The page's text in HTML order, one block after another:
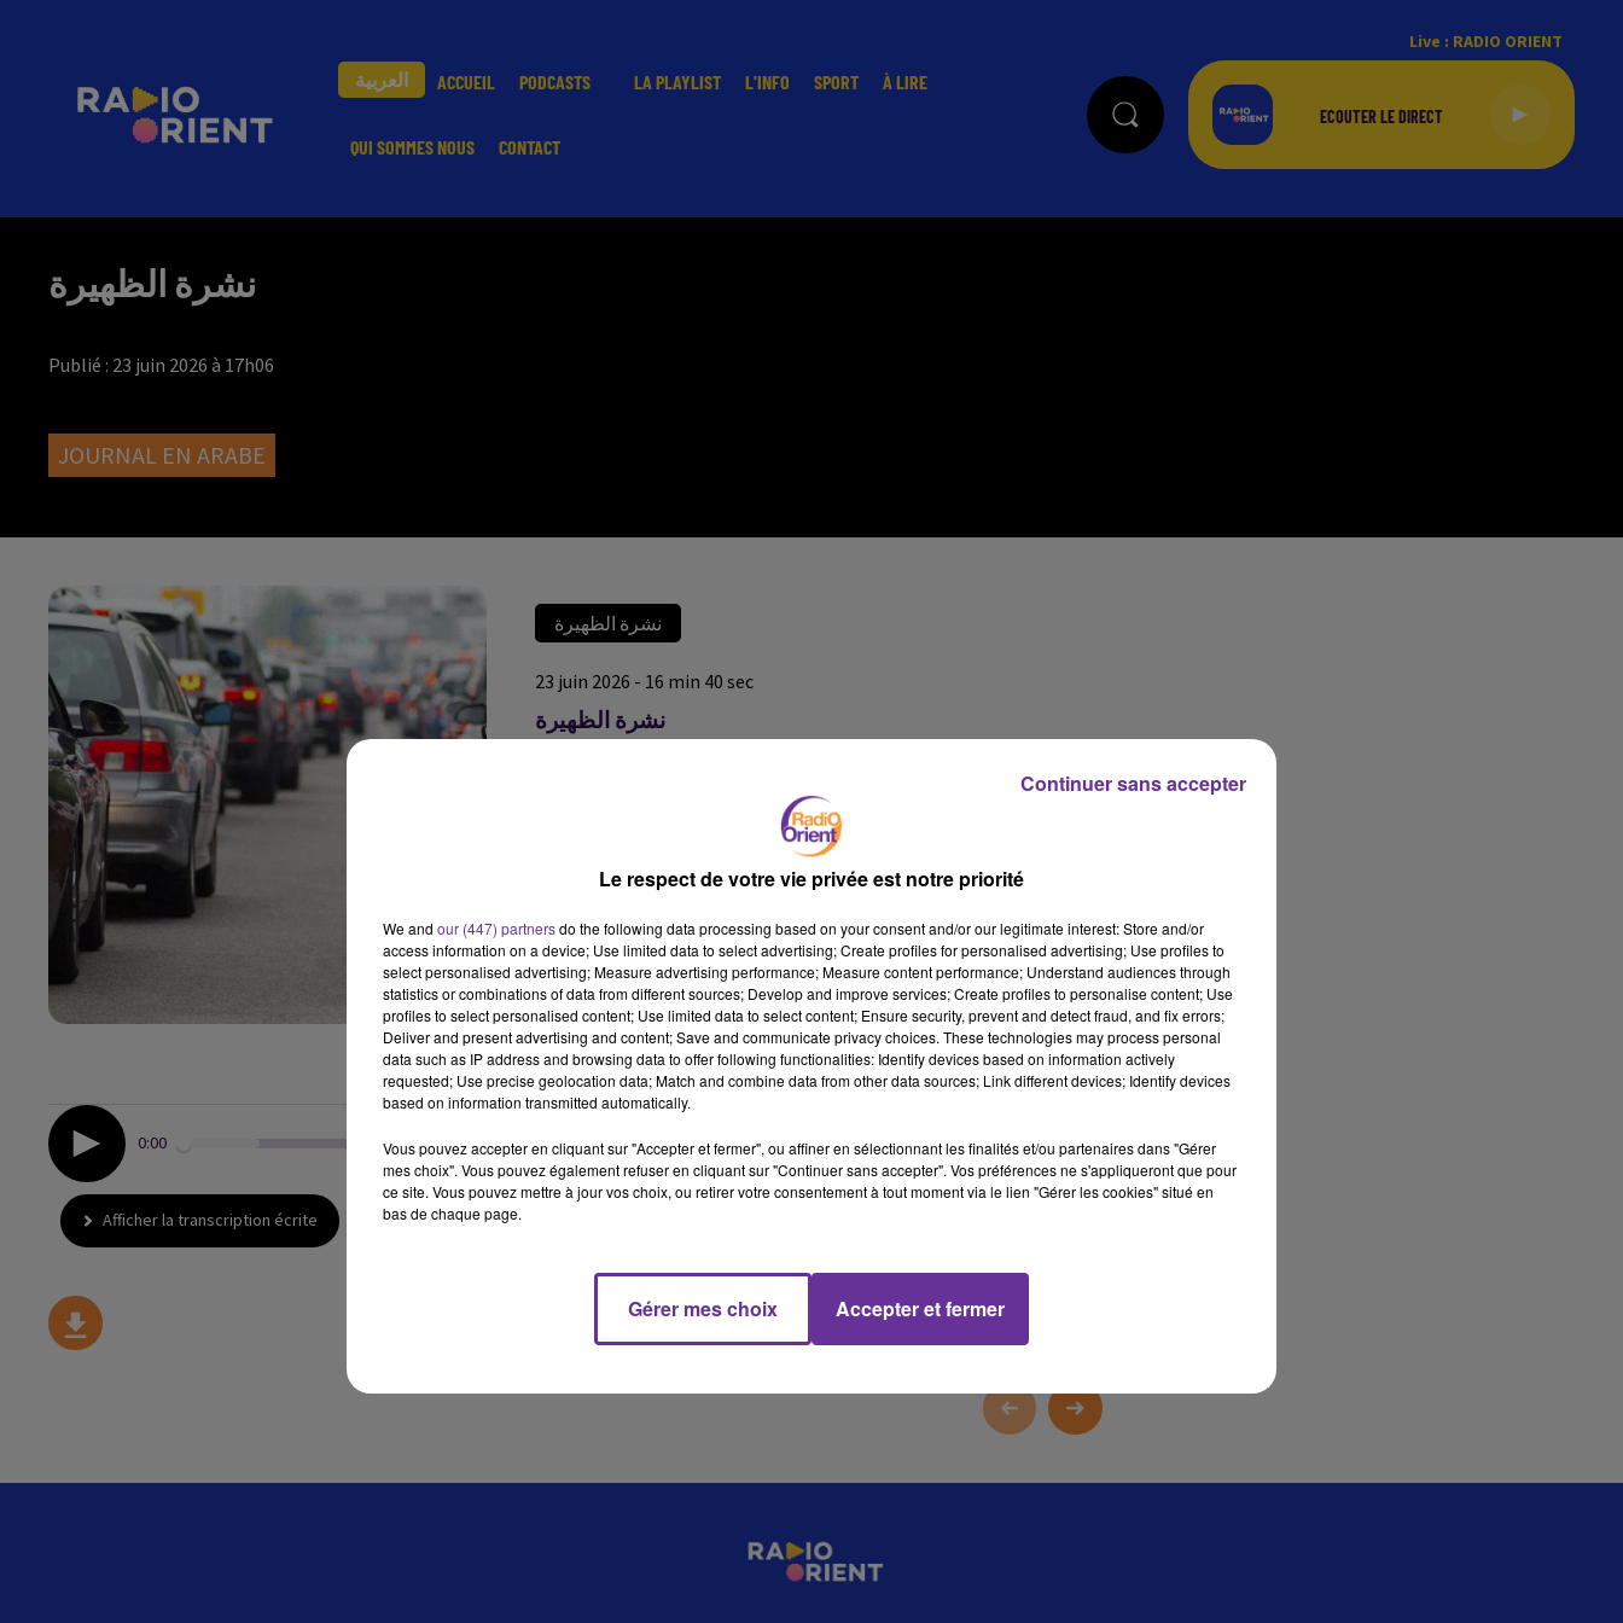
العربية ACCUEIL PODCASTS LA PLAYLIST L'INFO SPORT À LIRE
QUI SOMMES NOUS CONTACT
Live : RADIO ORIENT
نشرة الظهيرة
Publié : 23 juin 2026 à 17h06
JOURNAL EN ARABE
نشرة الظهيرة
23 juin 2026 - 16 min 40 sec
نشرة الظهيرة
0:00 16 min 40 sec
Afficher la transcription écrite
Le respect de votre vie privée est notre priorité
We and our (447) partnersdo the following data processing based on your consent and/or our legitimate interest: Store and/or
access information on a device; Use limited data to select advertising; Create profiles for personalised advertising; Use profiles to
select personalised advertising; Measure advertising performance; Measure content performance; Understand audiences through
statistics or combinations of data from different sources; Develop and improve services; Create profiles to personalise content; Use
profiles to select personalised content; Use limited data to select content; Ensure security, prevent and detect fraud, and fix errors;
Deliver and present advertising and content; Save and communicate privacy choices. These technologies may process personal
data such as IP address and browsing data to offer following functionalities: Identify devices based on information actively
requested; Use precise geolocation data; Match and combine data from other data sources; Link different devices; Identify devices
based on information transmitted automatically.
Vous pouvez accepter en cliquant sur "Accepter et fermer", ou affiner en sélectionnant les finalités et/ou partenaires dans "Gérer
mes choix". Vous pouvez également refuser en cliquant sur "Continuer sans accepter". Vos préférences ne s'appliqueront que pour
ce site. Vous pouvez mettre à jour vos choix, ou retirer votre consentement à tout moment via le lien "Gérer les cookies" situé en
bas de chaque page.
Gérer mes choix Accepter et fermer
Continuer sans accepter